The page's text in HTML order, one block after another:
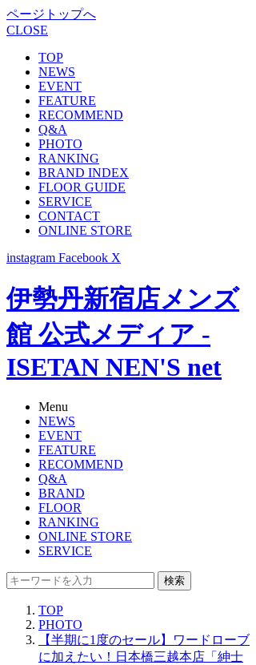
ページトップへ
CLOSE
TOP
NEWS
EVENT
FEATURE
RECOMMEND
Q&A
PHOTO
RANKING
BRAND INDEX
FLOOR GUIDE
SERVICE
CONTACT
ONLINE STORE
instagram Facebook X
伊勢丹新宿店メンズ
館 公式メディア -
ISETAN NEN'S net
Menu
NEWS
EVENT
FEATURE
RECOMMEND
Q&A
BRAND
FLOOR
RANKING
ONLINE STORE
SERVICE
検索
TOP
PHOTO
【半期に1度のセール】ワードローブ
に加えたい！日本橋三越本店「紳士